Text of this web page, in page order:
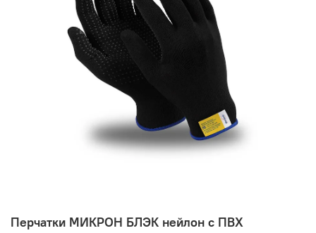
Перчатки МИКРОН БЛЭК нейлон с ПВХ